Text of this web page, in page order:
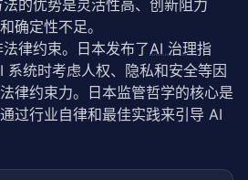
的优势是灵活性高、创新阻力
确定性不足。
律约束。日本发布了AI 治理指
系统时考虑人权、隐私和安全等因
律约束力。日本监管哲学的核心是
过行业自律和最佳实践来引导 AI